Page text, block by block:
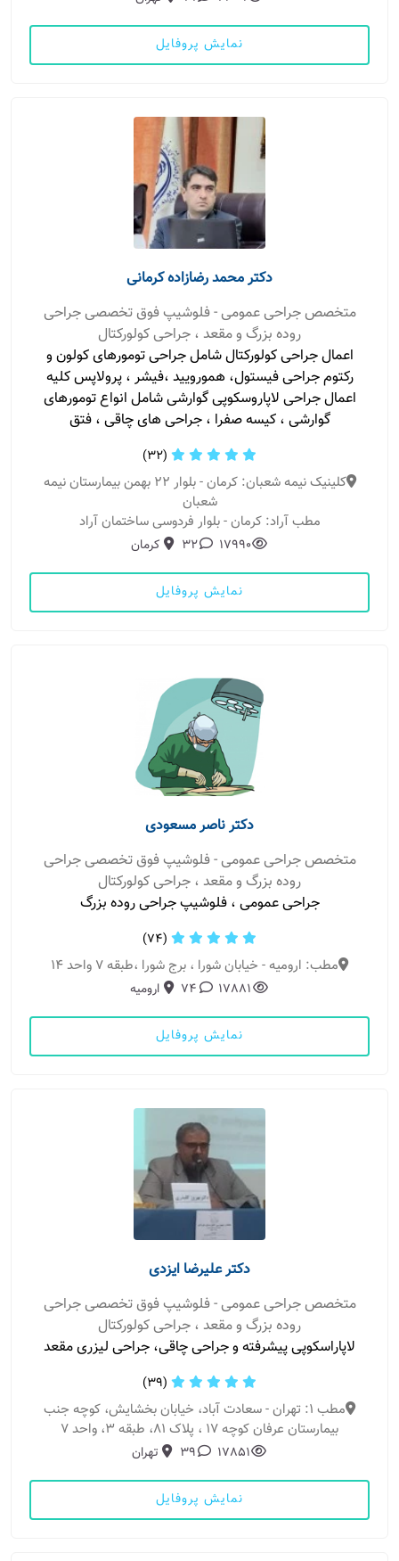
نمایش پروفایل
دکتر محمد رضازاده کرمانی
متخصص جراحی عمومی - فلوشیپ فوق تخصصی جراحی
روده بزرگ و مقعد ، جراحی کولورکتال
اعمال جراحی کولورکتال شامل جراحی تومورهای کولون و
رکتوم جراحی فیستول، همورویید ،فیشر ، پرولاپس کلیه
اعمال جراحی لاپاروسکوپی گوارشی شامل انواع تومورهای
گوارشی ، کیسه صفرا ، جراحی های چاقی ، فتق
(32)
کلینیک نیمه شعبان: کرمان - بلوار 22 بهمن بیمارستان نیمه
شعبان
مطب آراد: کرمان - بلوار فردوسی ساختمان آراد
17990
32 کرمان
نمایش پروفایل
دکتر ناصر مسعودی
متخصص جراحی عمومی - فلوشیپ فوق تخصصی جراحی
روده بزرگ و مقعد ، جراحی کولورکتال
جراحی عمومی ، فلوشیپ جراحی روده بزرگ
(74)
مطب: ارومیه - خیابان شورا ، برج شورا ،طبقه ۷ واحد ۱۴
17881
74 ارومیه
نمایش پروفایل
دکتر علیرضا ایزدی
متخصص جراحی عمومی - فلوشیپ فوق تخصصی جراحی
روده بزرگ و مقعد ، جراحی کولورکتال
لاپاراسکوپی پیشرفته و جراحی چاقی، جراحی لیزری مقعد
(39)
مطب 1: تهران - سعادت آباد، خیابان بخشایش، کوچه جنب
بیمارستان عرفان کوچه 17 ، پلاک 81، طبقه 3، واحد 7
17851
39 تهران
نمایش پروفایل